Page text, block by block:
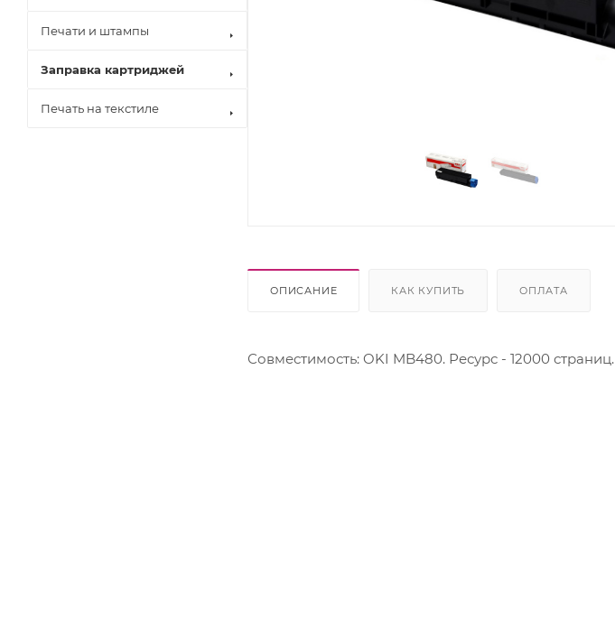
ОПИСАНИЕ КАК КУПИТЬ ОПЛАТА
Совместимость: OKI MB480. Ресурс - 12000 страниц.
Печати и штампы
Заправка картриджей
OKI
Panasonic
Sharp
Печать на текстиле